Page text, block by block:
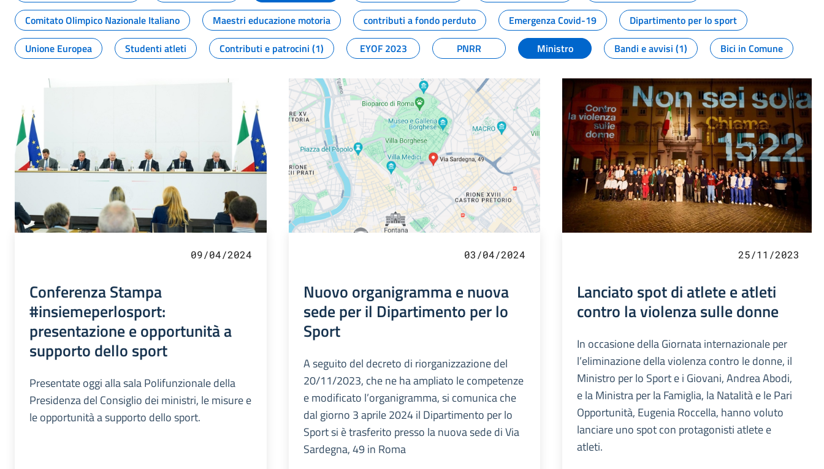
Comitato Olimpico Nazionale Italiano
Maestri educazione motoria contributi a fondo perduto Emergenza Covid-19
Dipartimento per lo sport
Unione Europea
Studenti atleti Contributi e patrocini (1) EYOF 2023 PNRR Ministro Bandi e avvisi (1) Bici in Comune
09/04/2024
Conferenza Stampa
#insiemeperlosport:
presentazione e opportunità a
supporto dello sport
Presentate oggi alla sala Polifunzionale della
Presidenza del Consiglio dei ministri, le misure e
le opportunità a supporto dello sport.
03/04/2024
Nuovo organigramma e nuova
sede per il Dipartimento per lo
Sport
A seguito del decreto di riorganizzazione del
20/11/2023, che ne ha ampliato le competenze
e modificato l’organigramma, si comunica che
dal giorno 3 aprile 2024 il Dipartimento per lo
Sport si è trasferito presso la nuova sede di Via
Sardegna, 49 in Roma
25/11/2023
Lanciato spot di atlete e atleti
contro la violenza sulle donne
In occasione della Giornata internazionale per
l’eliminazione della violenza contro le donne, il
Ministro per lo Sport e i Giovani, Andrea Abodi,
e la Ministra per la Famiglia, la Natalità e le Pari
Opportunità, Eugenia Roccella, hanno voluto
lanciare uno spot con protagonisti atlete e
atleti.